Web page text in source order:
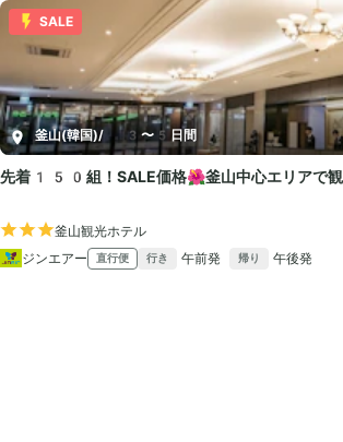
SALE
釜山(韓国)/ 3〜5日間
先着150組！SALE価格🌺釜山中心エリアで観
釜山観光ホテル
ジンエアー
直行便 行き 午前発 帰り 午後発